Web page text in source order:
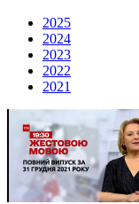
2025
2024
2023
2022
2021